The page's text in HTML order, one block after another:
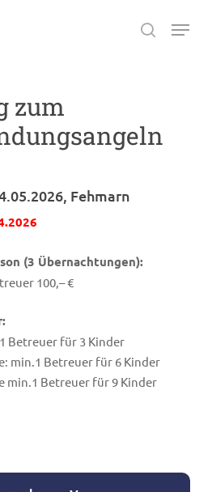
search
Menu
zum
Fehmarn
(3 Übernachtungen):
100,– €
Betreuer für 3 Kinder
min.1 Betreuer für 6 Kinder
min.1 Betreuer für 9 Kinder